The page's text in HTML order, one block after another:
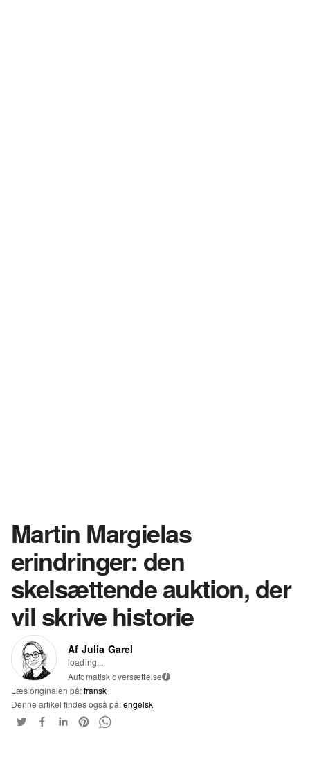
Martin Margielas
erindringer: den
skelsættende auktion, der
vil skrive historie
Af Julia Garel
loading...
Automatisk oversættelse i
Læs originalen på:fransk
Denne artikel findes også på:engelsk